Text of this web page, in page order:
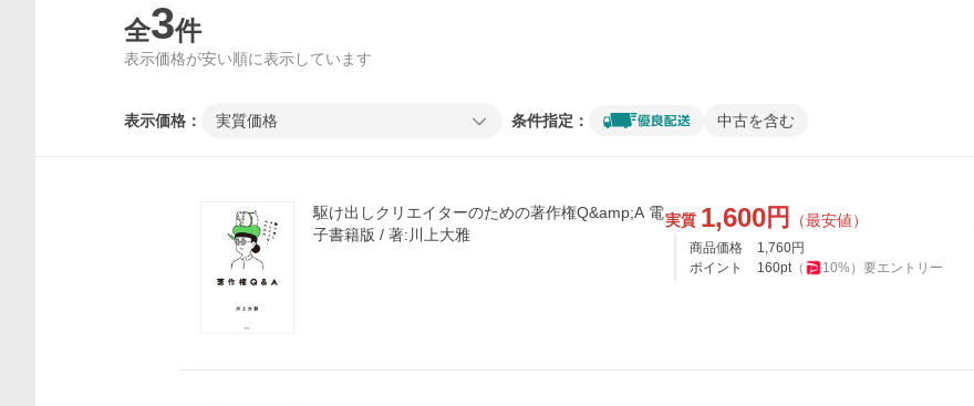
全3件
表示価格が安い順に表示しています
表示価格： 実質価格 条件指定： 中古を含む
駆け出しクリエイターのための著作権Q&amp;A 電
子書籍版 / 著:川上大雅
実質 1,600円 （最安値）
商品価格 1,760円
ポイント
160pt（ 10%） 要エントリー